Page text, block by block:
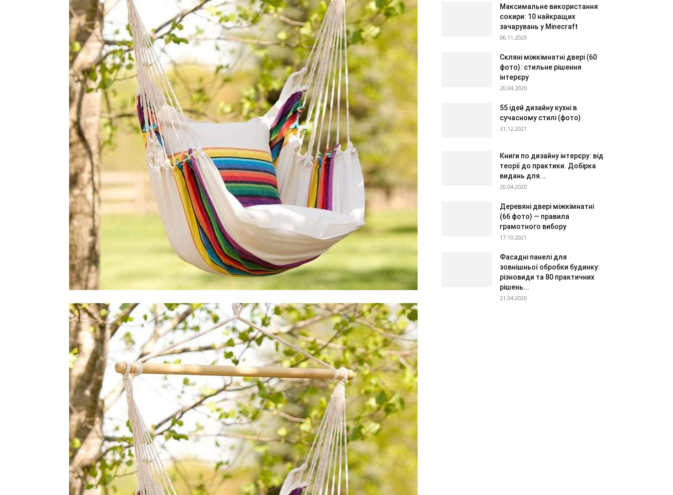
Максимальне використання
сокири: 10 найкращих
зачарувань у Minecraft
06.11.2025
Скляні міжкімнатні двері (60
фото): стильне рішення
інтерєру
20.04.2020
55 ідей дизайну кухні в
сучасному стилі (фото)
31.12.2021
Книги по дизайну інтерєру: від
теорії до практики. Добірка
видань для...
20.04.2020
Деревяні двері міжкімнатні
(66 фото) — правила
грамотного вибору
17.10.2021
Фасадні панелі для
зовнішньої обробки будинку:
різновиди та 80 практичних
рішень...
21.04.2020